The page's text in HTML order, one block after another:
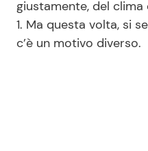
Viaggi e Turismo
giustamente, del clima
1. Ma questa volta, si
c’è un motivo diverso.